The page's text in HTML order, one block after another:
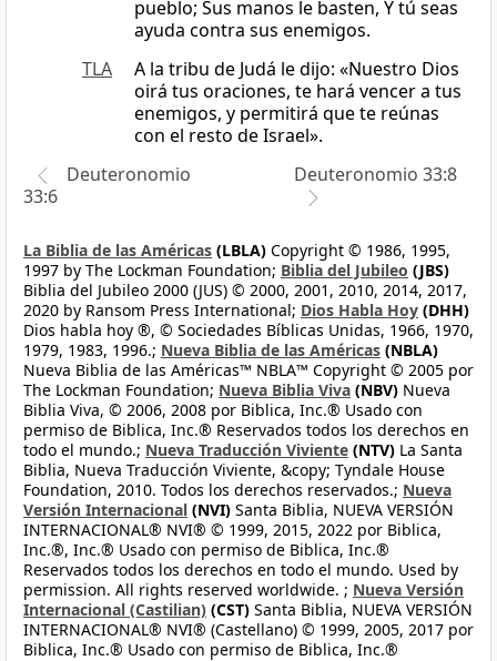
pueblo; Sus manos le basten, Y tú seas
ayuda contra sus enemigos.
TLA
A la tribu de Judá le dijo: «Nuestro Dios
oirá tus oraciones, te hará vencer a tus
enemigos, y permitirá que te reúnas
con el resto de Israel».
Deuteronomio
33:6
Deuteronomio 33:8
La Biblia de las Américas (LBLA) Copyright © 1986, 1995,
1997 by The Lockman Foundation; Biblia del Jubileo (JBS)
Biblia del Jubileo 2000 (JUS) © 2000, 2001, 2010, 2014, 2017,
2020 by Ransom Press International; Dios Habla Hoy (DHH)
Dios habla hoy ®, © Sociedades Bíblicas Unidas, 1966, 1970,
1979, 1983, 1996.; Nueva Biblia de las Américas (NBLA)
Nueva Biblia de las Américas™ NBLA™ Copyright © 2005 por
The Lockman Foundation; Nueva Biblia Viva (NBV) Nueva
Biblia Viva, © 2006, 2008 por Biblica, Inc.® Usado con
permiso de Biblica, Inc.® Reservados todos los derechos en
todo el mundo.; Nueva Traducción Viviente (NTV) La Santa
Biblia, Nueva Traducción Viviente, &copy; Tyndale House
Foundation, 2010. Todos los derechos reservados.; Nueva
Versión Internacional (NVI) Santa Biblia, NUEVA VERSIÓN
INTERNACIONAL® NVI® © 1999, 2015, 2022 por Biblica,
Inc.®, Inc.® Usado con permiso de Biblica, Inc.®
Reservados todos los derechos en todo el mundo. Used by
permission. All rights reserved worldwide. ; Nueva Versión
Internacional (Castilian) (CST) Santa Biblia, NUEVA VERSIÓN
INTERNACIONAL® NVI® (Castellano) © 1999, 2005, 2017 por
Biblica, Inc.® Usado con permiso de Biblica, Inc.®